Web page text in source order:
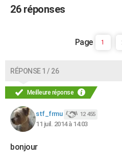
26 réponses
1
RÉPONSE 1 / 26
Meilleure réponse
stf_frmu 12 455
11 juil. 2014 à 14:03
bonjour